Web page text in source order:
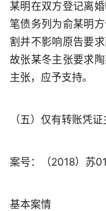
某明在双方登记离
笔债务列为俞某明
割并不影响原告要
故张某冬主张要求
主张，应予支持。
（五）仅有转账凭
案号：（2018）苏
基本案情